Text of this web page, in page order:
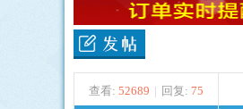
查看: 52689 | 回复: 75